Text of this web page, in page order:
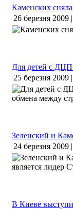
Каменских
26 березня 2009
Для детей с ДЦП
25 березня 2009
обмена между
Зеленский и
24 березня 2009
является лидер
В Киеве